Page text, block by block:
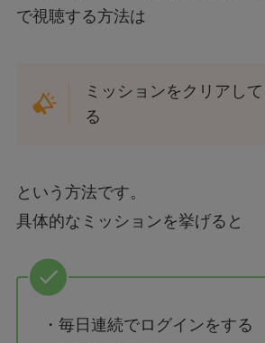
で視聴する方法は
ミッションをクリアし
る
という方法です。
具体的なミッションを挙げると
・毎日連続でログインをする